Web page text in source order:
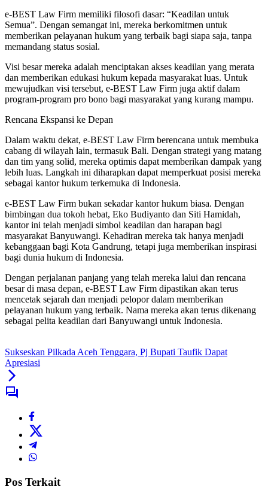
e-BEST Law Firm memiliki filosofi dasar: “Keadilan untuk
Semua”. Dengan semangat ini, mereka berkomitmen untuk
memberikan pelayanan hukum yang terbaik bagi siapa saja, tanpa
memandang status sosial.
Visi besar mereka adalah menciptakan akses keadilan yang merata
dan memberikan edukasi hukum kepada masyarakat luas. Untuk
mewujudkan visi tersebut, e-BEST Law Firm juga aktif dalam
program-program pro bono bagi masyarakat yang kurang mampu.
Rencana Ekspansi ke Depan
Dalam waktu dekat, e-BEST Law Firm berencana untuk membuka
cabang di wilayah lain, termasuk Bali. Dengan strategi yang matang
dan tim yang solid, mereka optimis dapat memberikan dampak yang
lebih luas. Langkah ini diharapkan dapat memperkuat posisi mereka
sebagai kantor hukum terkemuka di Indonesia.
e-BEST Law Firm bukan sekadar kantor hukum biasa. Dengan
bimbingan dua tokoh hebat, Eko Budiyanto dan Siti Hamidah,
kantor ini telah menjadi simbol keadilan dan harapan bagi
masyarakat Banyuwangi. Kehadiran mereka tak hanya menjadi
kebanggaan bagi Kota Gandrung, tetapi juga memberikan inspirasi
bagi dunia hukum di Indonesia.
Dengan perjalanan panjang yang telah mereka lalui dan rencana
besar di masa depan, e-BEST Law Firm dipastikan akan terus
mencetak sejarah dan menjadi pelopor dalam memberikan
pelayanan hukum yang terbaik. Nama mereka akan terus dikenang
sebagai pelita keadilan dari Banyuwangi untuk Indonesia.
Sukseskan Pilkada Aceh Tenggara, Pj Bupati Taufik Dapat
Apresiasi
Pos Terkait